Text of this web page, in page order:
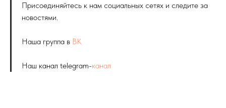
Присоединяйтесь к нам социальных сетях и следите за
новостями.
Наша группа в ВК
Наш канал telegram-канал